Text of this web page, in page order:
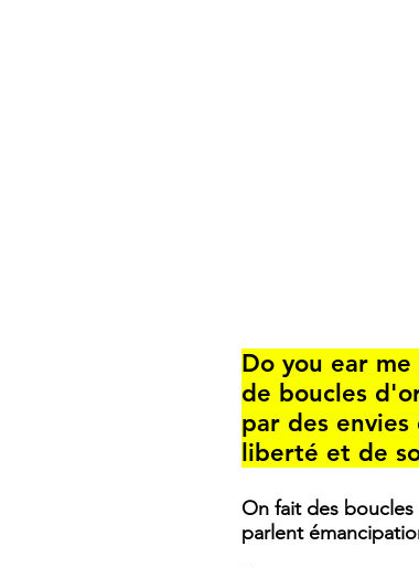
Do you ear
de boucles
par des
liberté et de
On fait des
parlent